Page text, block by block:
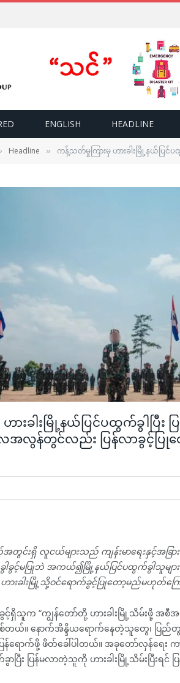
ENGLISH HEADLINE
Headline » ကန့်သတ်မှုကြားမှ ဟားခါးမြို့နယ်ပြင်
းခါးမြို့နယ်ပြင်ပထွက်ခွါပြီး
အလွန်တွင်လည်း ပြန်လာခွင့်ပြု
ယ်အတွင်းရှိ လူငယ်များသည် ကျန်းမာရေးနှင့်အခ
ခွင့်မပြုဘဲ အကယ်၍မြို့နယ်ပြင်ပထွက်ခွါသူများ
ါးမြို့သို့ဝင်ရောက်ခွင့်ပြုတော့မည်မဟုတ်ကြောင်
ဆိုခွင့်ရှိသူက “ကျွန်တော်တို့ ဟားခါးမြို့သိမ်းဖို့ အစီ
တယ်။ နောက်အိန္ဒိယရောက်နေတဲ့သူတွေ၊ ပြည်
ရောက်ဖို့ ဖိတ်ခေါ်ပါတယ်။ အခုတော်လှန်ရေး က
ခွာပြီး ပြန်မလာတဲ့သူကို ဟားခါးမြို့သိမ်းပြီးရ